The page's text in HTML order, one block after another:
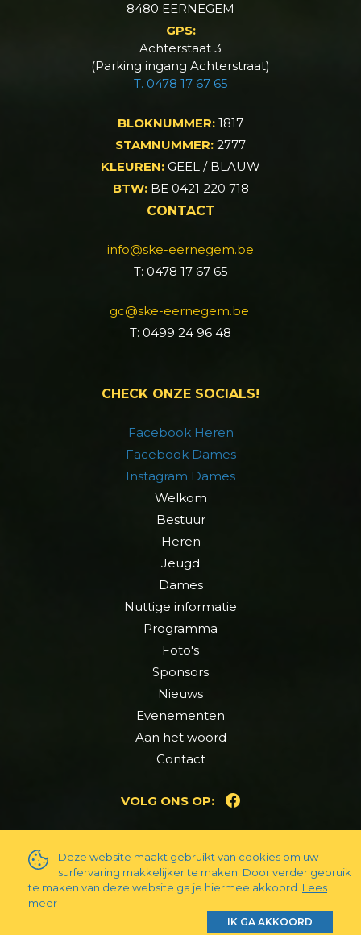
8480 EERNEGEM
GPS:
Achterstaat 3
(Parking ingang Achterstraat)
T. 0478 17 67 65
BLOKNUMMER: 1817
STAMNUMMER: 2777
KLEUREN: GEEL / BLAUW
BTW:BE 0421 220 718
CONTACT
info@ske-eernegem.be
T: 0478 17 67 65
gc@ske-eernegem.be
T: 0499 24 96 48
CHECK ONZE SOCIALS!
Facebook Heren
Facebook Dames
Instagram Dames
Welkom
Bestuur
Heren
Jeugd
Dames
Nuttige informatie
Programma
Foto's
Sponsors
Nieuws
Evenementen
Aan het woord
Contact
VOLG ONS OP:
BYVCO
Deze website maakt gebruikt van cookies om uw
surfervaring makkelijker te maken. Door verder gebruik
te maken van deze website ga je hiermee akkoord. Lees
meer